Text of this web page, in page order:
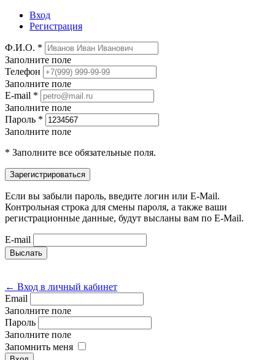
Вход
Регистрация
Ф.И.О. *
Заполните поле
Телефон
Заполните поле
E-mail *
Заполните поле
Пароль *
Заполните поле
* Заполните все обязательные поля.
Если вы забыли пароль, введите логин или E-Mail.
Контрольная строка для смены пароля, а также ваши
регистрационные данные, будут высланы вам по E-Mail.
E-mail
← Вход в личный кабинет
Email
Заполните поле
Пароль
Заполните поле
Запомнить меня